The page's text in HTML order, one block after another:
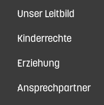
Unser Leitbild
Kinderrechte
Erziehung
Ansprechpartner